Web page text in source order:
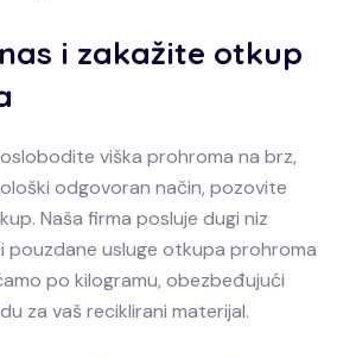
i zakažite otkup
viška prohroma na brz,
odgovoran način, pozovite
Naša firma posluje dugi niz
pouzdane usluge otkupa prohroma
po kilogramu, obezbeđujući
za vaš reciklirani materijal.